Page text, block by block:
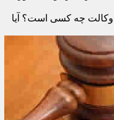
وکالت چه کسی است؟ آیا